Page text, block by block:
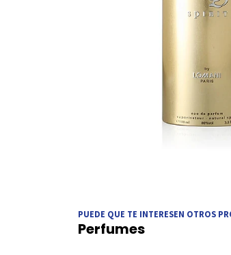
PUEDE QUE TE INTERESEN OTROS
Perfumes